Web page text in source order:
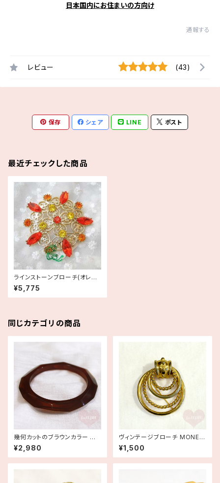
日本国内にお住まいの方向け
通報する
レビュー (43)
保存 シェア LINE ポスト
最近チェックした商品
ラインストーンブローチ(オレン
ジ)
¥5,775
同じカテゴリの商品
幾何カットのブラウンカラー バ
ングル ヴィンテージバングル 古
着
¥2,980
ヴィンテージブローチ MONET
モネ ゴールド
¥1,500